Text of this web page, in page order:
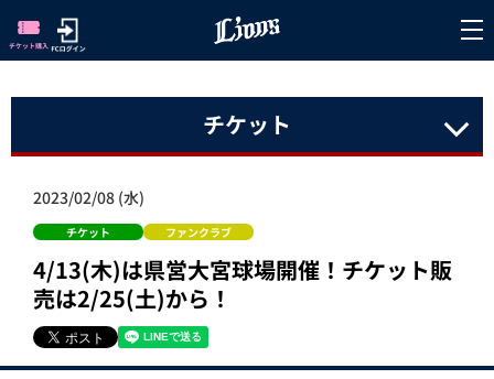
チケット
2023/02/08 (水)
チケット ファンクラブ
4/13(木)は県営大宮球場開催！チケット販
売は2/25(土)から！